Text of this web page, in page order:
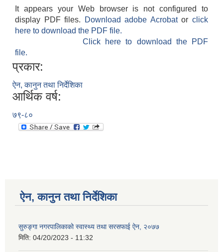
It appears your Web browser is not configured to
display PDF files.
Download adobe Acrobatorclick
here to download the PDF file.
Click here to download the PDF
file.
प्रकार:
ऐन, कानुन तथा निर्देशिका
आर्थिक वर्ष:
७९-८०
ऐन, कानुन तथा निर्देशिका
सुरुङ्गा नगरपालिकाको स्वास्थ्य तथा सरसफाई ऐन, २०७७
मिति: 04/20/2023 - 11:32